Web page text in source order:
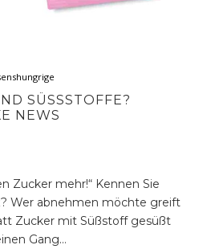
SÜSSSTOFFE? F
NEWS
Zucker mehr!“ Kennen Sie
Wer abnehmen möchte greift
Zucker mit Süßstoff gesüßt
Gang…